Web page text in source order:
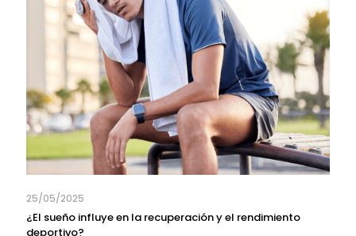
25/05/2025
¿El sueño influye en la recuperación y el rendimiento
deportivo?